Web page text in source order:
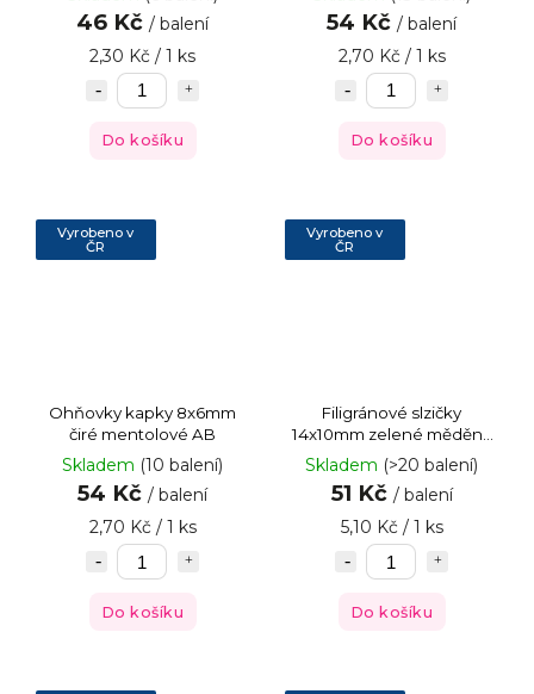
46 Kč / balení
2,30 Kč / 1 ks
Do košíku
54 Kč / balení
2,70 Kč / 1 ks
Do košíku
Vyrobeno v
ČR
Ohňovky kapky 8x6mm
čiré mentolové AB
Skladem (10 balení)
54 Kč / balení
2,70 Kč / 1 ks
Do košíku
Vyrobeno v
ČR
Filigránové slzičky
14x10mm zelené měděný
pokov
Skladem (>20 balení)
51 Kč / balení
5,10 Kč / 1 ks
Do košíku